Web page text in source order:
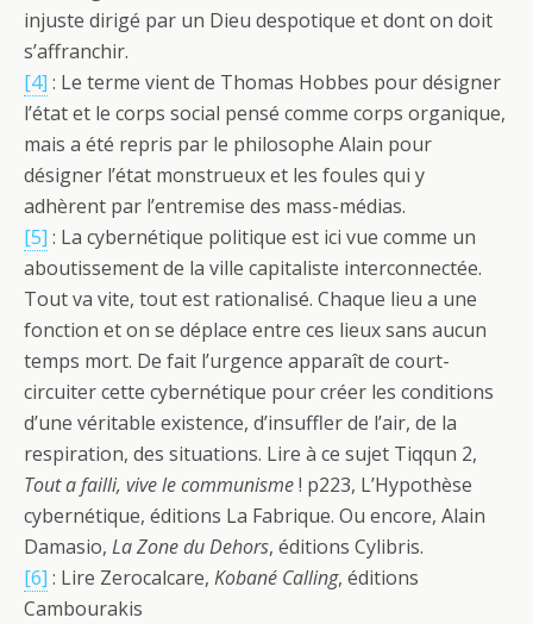
injuste dirigé par un Dieu despotique et dont on doit
s’affranchir.
[4] : Le terme vient de Thomas Hobbes pour désigner
l’état et le corps social pensé comme corps organique,
mais a été repris par le philosophe Alain pour
désigner l’état monstrueux et les foules qui y
adhèrent par l’entremise des mass-médias.
[5] : La cybernétique politique est ici vue comme un
aboutissement de la ville capitaliste interconnectée.
Tout va vite, tout est rationalisé. Chaque lieu a une
fonction et on se déplace entre ces lieux sans aucun
temps mort. De fait l’urgence apparaît de court-
circuiter cette cybernétique pour créer les conditions
d’une véritable existence, d’insuffler de l’air, de la
respiration, des situations. Lire à ce sujet Tiqqun 2,
Tout a failli, vive le communisme! p223, L’Hypothèse
cybernétique, éditions La Fabrique. Ou encore, Alain
Damasio, La Zone du Dehors, éditions Cylibris.
[6] : Lire Zerocalcare, Kobané Calling, éditions
Cambourakis